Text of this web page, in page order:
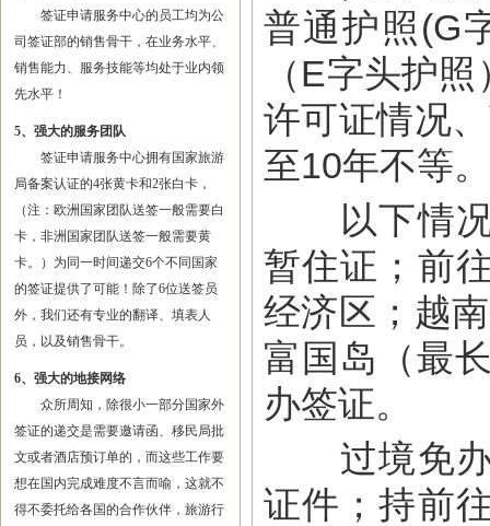
签证申请服务中心的员工均为公
司签证部的销售骨干，在业务水平、
销售能力、服务技能等均处于业内领
先水平！
5、强大的服务团队
签证申请服务中心拥有国家旅游
局备案认证的4张黄卡和2张白卡，
（注：欧洲国家团队送签一般需要白
卡，非洲国家团队送签一般需要黄
卡。）为同一时间递交6个不同国家
的签证提供了可能！除了6位送签员
外，我们还有专业的翻译、填表人
员，以及销售骨干。
6、强大的地接网络
众所周知，除很小一部分国家外
签证的递交是需要邀请函、移民局批
文或者酒店预订单的，而这些工作要
想在国内完成难度不言而喻，这就不
得不委托给各国的合作伙伴，旅游行
普通护照(G
（E字头护
许可证情况
至10年不等。
以下情况
暂住证；前
经济区；越
富国岛（最
办签证。
过境免办
证件；持前